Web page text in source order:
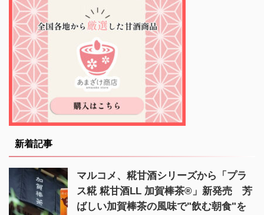
新着記事
マルコメ、糀甘酒シリーズから「プラ
ス糀 糀甘酒LL 加賀棒茶®」新発売 芳
ばしい加賀棒茶の風味で"飲む朝食"を